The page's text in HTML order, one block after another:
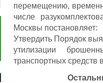
перемещению,
числе
Москвы постановляет:
Утвердить Порядок
утилизации
транспортных средств